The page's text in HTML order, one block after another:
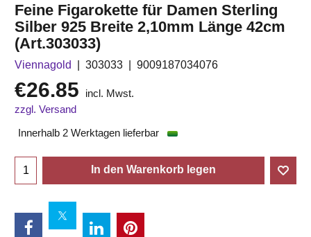
Feine Figarokette für Damen Sterling
Silber 925 Breite 2,10mm Länge 42cm
(Art.303033)
Viennagold 303033 9009187034076
€26.85
incl. Mwst.
zzgl. Versand
Innerhalb 2 Werktagen lieferbar
In den Warenkorb legen